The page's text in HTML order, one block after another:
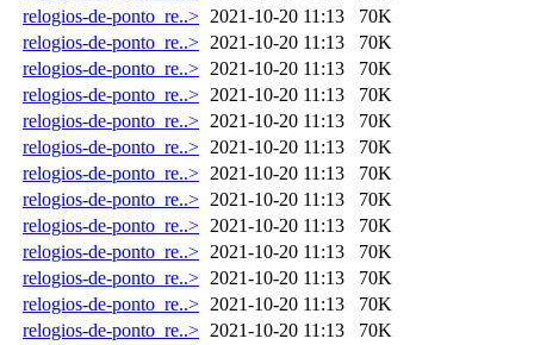
relogios-de-ponto_re..> 2021-10-20 11:13
70K
relogios-de-ponto_re..> 2021-10-20 11:13
70K
relogios-de-ponto_re..> 2021-10-20 11:13
70K
relogios-de-ponto_re..> 2021-10-20 11:13
70K
relogios-de-ponto_re..> 2021-10-20 11:13
70K
relogios-de-ponto_re..> 2021-10-20 11:13
70K
relogios-de-ponto_re..> 2021-10-20 11:13
70K
relogios-de-ponto_re..> 2021-10-20 11:13
70K
relogios-de-ponto_re..> 2021-10-20 11:13
70K
relogios-de-ponto_re..> 2021-10-20 11:13
70K
relogios-de-ponto_re..> 2021-10-20 11:13
70K
relogios-de-ponto_re..> 2021-10-20 11:13
70K
relogios-de-ponto_re..> 2021-10-20 11:13
70K